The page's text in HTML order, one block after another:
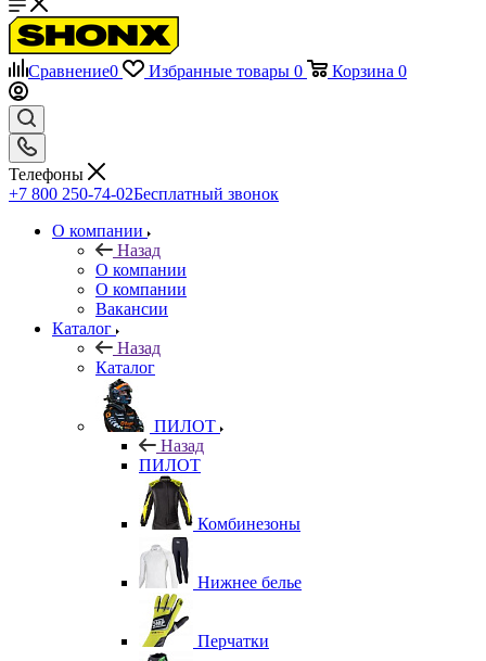
Сравнение0 Избранные товары 0 Корзина 0
Телефоны
+7 800 250-74-02Бесплатный звонок
О компании
Назад
О компании
О компании
Вакансии
Каталог
Назад
Каталог
ПИЛОТ
Назад
ПИЛОТ
Комбинезоны
Нижнее белье
Перчатки